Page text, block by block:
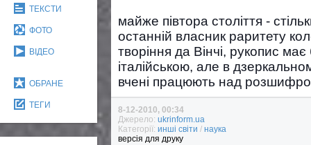
ТЕКСТИ
ФОТО
ВІДЕО
ОБРАНЕ
ТЕГИ
майже півтора століття -
останній власник раритету
творіння да Вінчі, рукопис
італійською, але в
вчені працюють над
8-12-2010, 00:34
Джерело: ukrinform.ua
Категорії: инші світи / наука
версія для друку